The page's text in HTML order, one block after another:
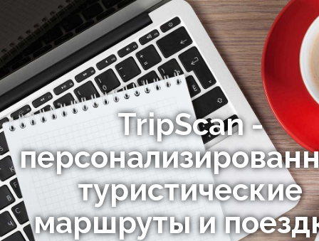
TripScan -
туристические
маршруты и